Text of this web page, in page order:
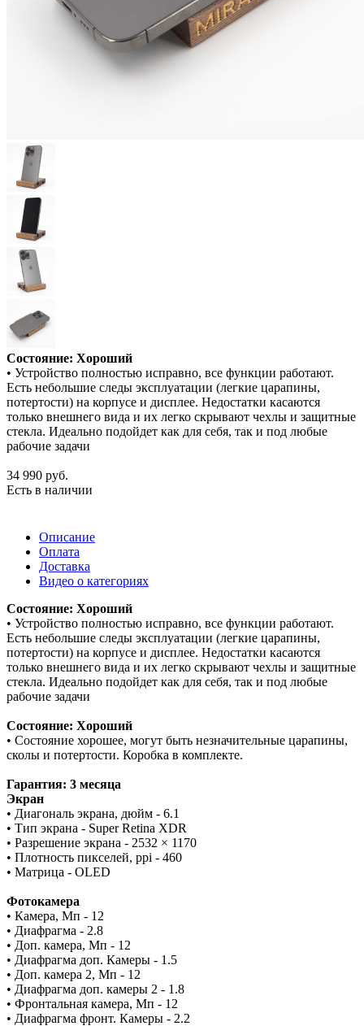
Состояние: Хороший
• Устройство полностью исправно, все функции работают.
Есть небольшие следы эксплуатации (легкие царапины,
потертости) на корпусе и дисплее. Недостатки касаются
только внешнего вида и их легко скрывают чехлы и защитные
стекла. Идеально подойдет как для себя, так и под любые
рабочие задачи
34 990 руб.
Есть в наличии
Описание
Оплата
Доставка
Видео о категориях
Состояние: Хороший
• Устройство полностью исправно, все функции работают.
Есть небольшие следы эксплуатации (легкие царапины,
потертости) на корпусе и дисплее. Недостатки касаются
только внешнего вида и их легко скрывают чехлы и защитные
стекла. Идеально подойдет как для себя, так и под любые
рабочие задачи
Состояние: Хороший
• Состояние хорошее, могут быть незначительные царапины,
сколы и потертости. Коробка в комплекте.
Гарантия: 3 месяца
Экран
• Диагональ экрана, дюйм - 6.1
• Тип экрана - Super Retina XDR
• Разрешение экрана - 2532 × 1170
• Плотность пикселей, ppi - 460
• Матрица - OLED
Фотокамера
• Камера, Мп - 12
• Диафрагма - 2.8
• Доп. камера, Мп - 12
• Диафрагма доп. Камеры - 1.5
• Доп. камера 2, Мп - 12
• Диафрагма доп. камеры 2 - 1.8
• Фронтальная камера, Мп - 12
• Диафрагма фронт. Камеры - 2.2